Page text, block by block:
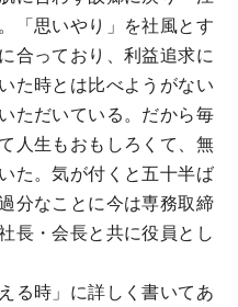
「思いやり」を社風とす
合っており、利益追求に
た時とは比べようがない
ただいている。だから毎
人生もおもしろくて、無
た。気が付くと五十半ば
分なことに今は専務取締
長・会長と共に役員とし
る時」に詳しく書いてあ